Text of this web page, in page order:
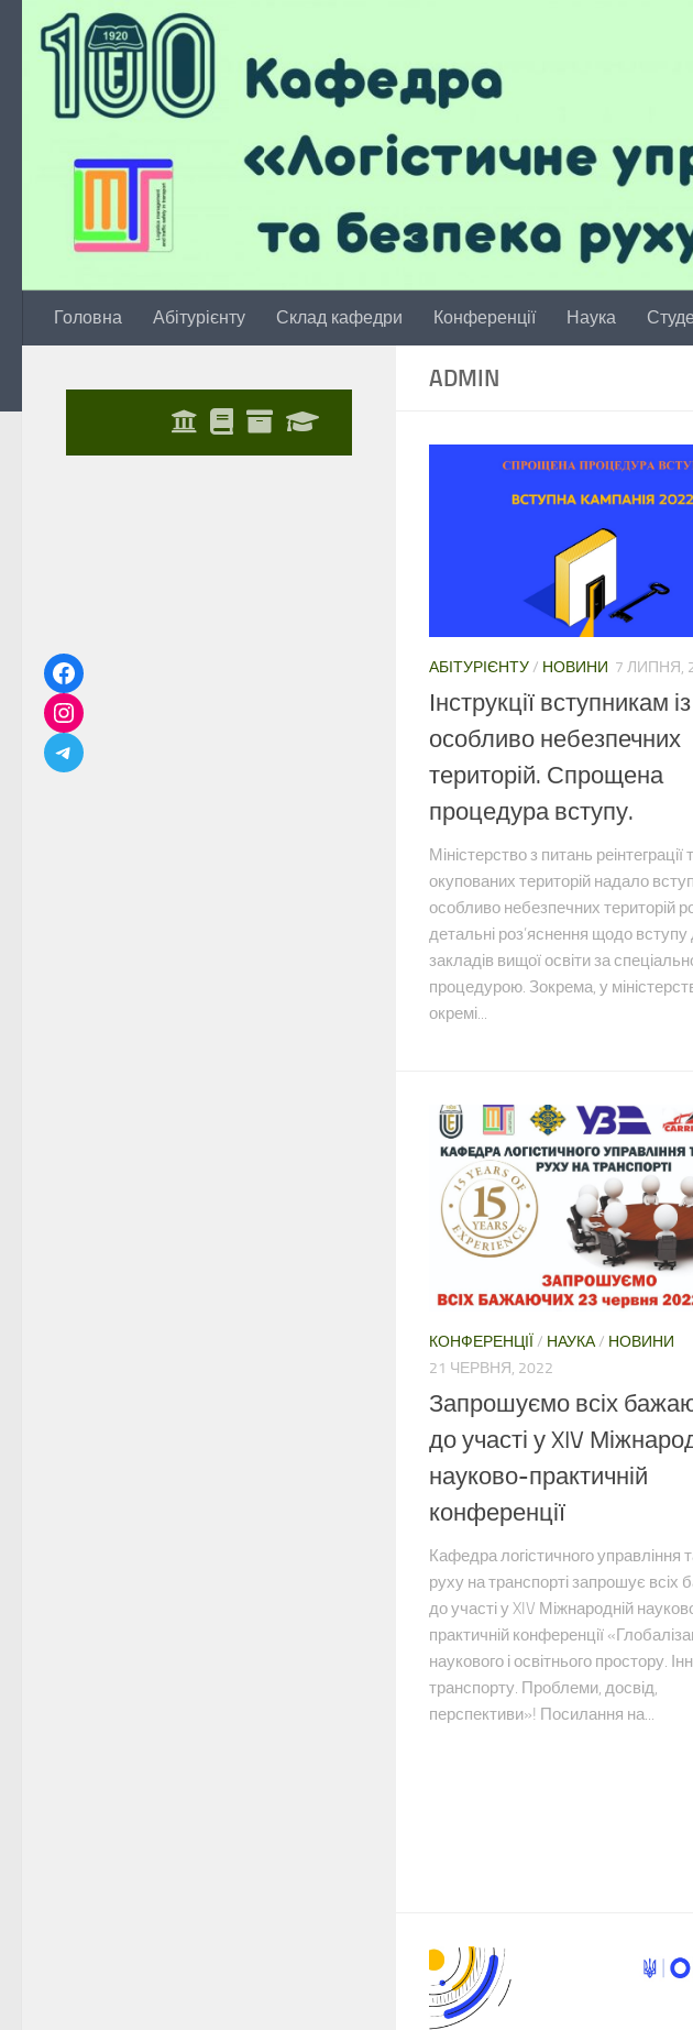
Skip to content
Головна Абітурієнту Склад кафедри Конференції Наука
ADMIN
АБІТУРІЄНТУ/ НОВИНИ 7 ЛИПНЯ,
Інструкції вступникам із
особливо небезпечних
територій. Спрощена
процедура вступу.
Міністерство з питань
окупованих територій надало
особливо небезпечних територій
детальні роз’яснення щодо вступу
закладів вищої освіти за
процедурою. Зокрема, у
окремі...
КОНФЕРЕНЦІЇ / НАУКА/ НОВИНИ
21 ЧЕРВНЯ, 2022
Запрошуємо всіх
до участі у XIV
науково-практичній
конференції
Кафедра логістичного управління
руху на транспорті запрошує всіх
до участі у XIV Міжнародній
практичній конференції
наукового і освітнього простору.
транспорту. Проблеми, досвід,
перспективи»! Посилання на...